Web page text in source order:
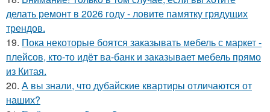
делать ремонт в 2026 году - ловите памятку грядущих
трендов.
19. Пока некоторые боятся заказывать мебель с маркет -
плейсов, кто-то идёт ва-банк и заказывает мебель прямо
из Китая.
20. А вы знали, что дубайские квартиры отличаются от
наших?